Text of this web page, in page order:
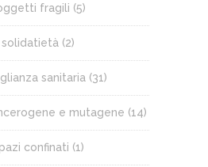
fragili (5)
solidatietà (2)
sanitaria (31)
e mutagene (14)
confinati (1)